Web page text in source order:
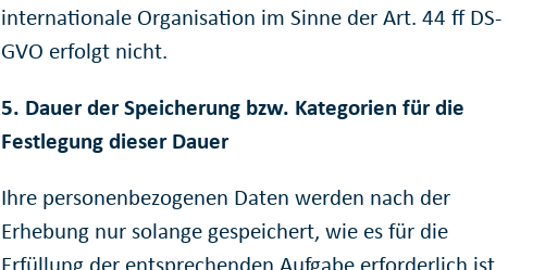
internationale Organisation im Sinne der Art. 44 ff DS-
GVO erfolgt nicht.
5. Dauer der Speicherung bzw. Kategorien für die
Festlegung dieser Dauer
Ihre personenbezogenen Daten werden nach der
Erhebung nur solange gespeichert, wie es für die